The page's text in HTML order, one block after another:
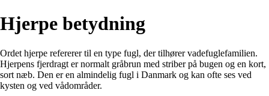
Hjerpe betydning
Ordet hjerpe refererer til en type fugl, der tilhører vadefuglefamilien.
Hjerpens fjerdragt er normalt gråbrun med striber på bugen og en kort,
sort næb. Den er en almindelig fugl i Danmark og kan ofte ses ved
kysten og ved vådområder.